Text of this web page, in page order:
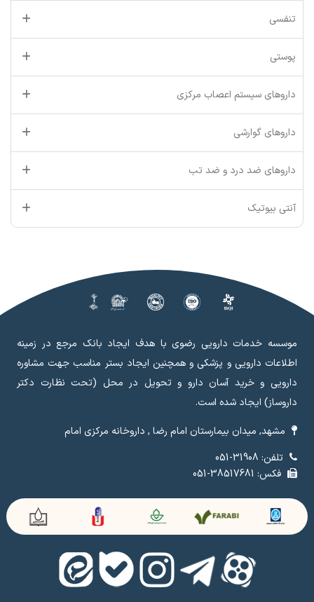
تنفسی
پوستی
داروهای سیستم اعصاب مرکزی
داروهای گوارشی
داروهای ضد درد و ضد تب
آنتی بیوتیک
موسسه خدمات دارویی رضوی با هدف ایجاد بانک مرجع در زمینه
اطلاعات دارویی و پزشکی و همچنین ایجاد بستر مناسب جهت مشاوره
دارویی و خرید آسان دارو و تحویل در محل (تحت نظارت دکتر
داروساز) ایجاد شده است.
مشهد, میدان بیمارستان امام رضا , داروخانه مرکزی امام
تلفن: 31908-051
فکس: 38517681-051